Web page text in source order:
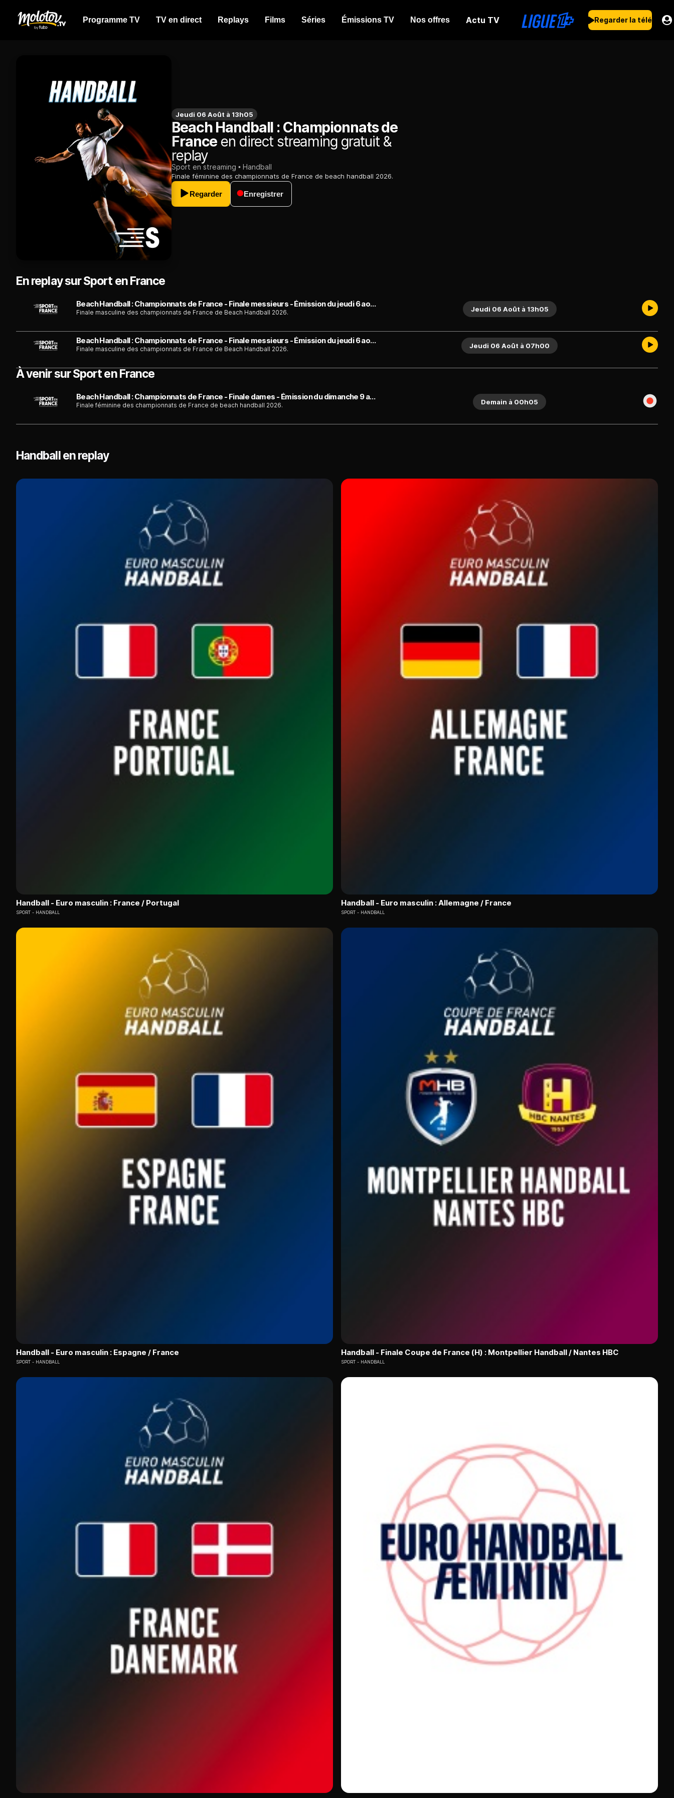
Programme TV TV en direct Replays Films Séries Émissions TV Nos offres Actu TV Regarder la télé
Jeudi 06 Août à 13h05
Beach Handball : Championnats de
France en direct streaming gratuit &
replay
Sport en streaming Handball
Finale féminine des championnats de France de beach handball 2026.
Regarder Enregistrer
En replay sur Sport en France
Beach Handball : Championnats de France - Finale messieurs - Émission du jeudi 6 août
Finale masculine des championnats de France de Beach Handball 2026. Jeudi 06 Août à 13h05
Beach Handball : Championnats de France - Finale messieurs - Émission du jeudi 6 août
Finale masculine des championnats de France de Beach Handball 2026. Jeudi 06 Août à 07h00
À venir sur Sport en France
Beach Handball : Championnats de France - Finale dames - Émission du dimanche 9 août
Finale féminine des championnats de France de beach handball 2026. Demain à 00h05
Handball en replay
Handball - Euro masculin : France / Portugal
SPORT HANDBALL
Handball - Euro masculin : Allemagne / France
SPORT HANDBALL
Handball - Euro masculin : Espagne / France
SPORT HANDBALL
Handball - Finale Coupe de France (H) : Montpellier Handball / Nantes HBC
SPORT HANDBALL